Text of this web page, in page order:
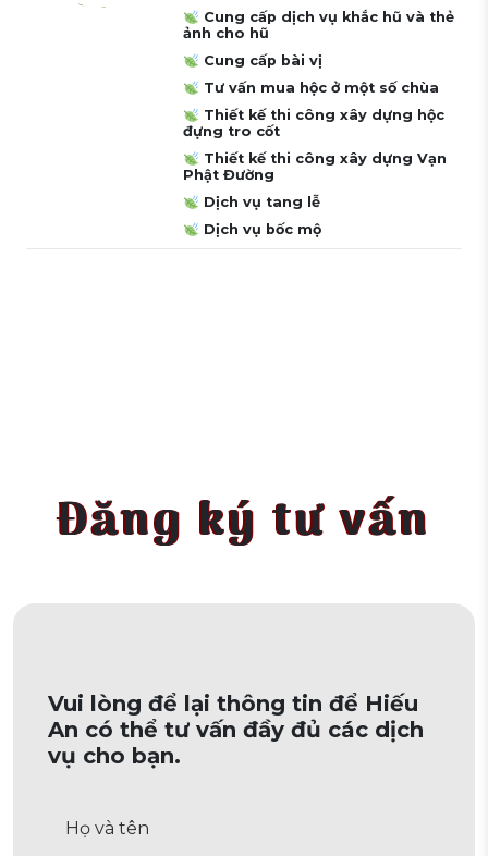
Cung cấp dịch vụ khắc hũ và thẻ
ảnh cho hũ
Cung cấp bài vị
Tư vấn mua hộc ở một số chùa
Thiết kế thi công xây dựng hộc
đựng tro cốt
Thiết kế thi công xây dựng Vạn
Phật Đường
Dịch vụ tang lễ
Dịch vụ bốc mộ
Đăng ký tư vấn
Vui lòng để lại thông tin để Hiếu
An có thể tư vấn đầy đủ các dịch
vụ cho bạn.